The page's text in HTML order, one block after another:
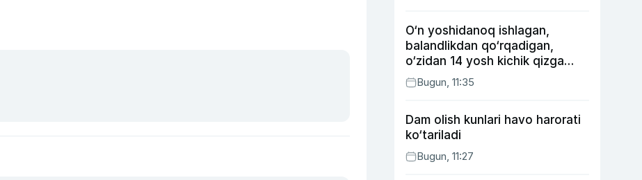
O‘n yoshidanoq ishlagan,
balandlikdan qo‘rqadigan,
o‘zidan 14 yosh kichik qizga
uylangan Yorqinxo‘ja Umarov
34 yoshda
Bugun, 11:35
Dam olish kunlari havo harorati
ko‘tariladi
Bugun, 11:27